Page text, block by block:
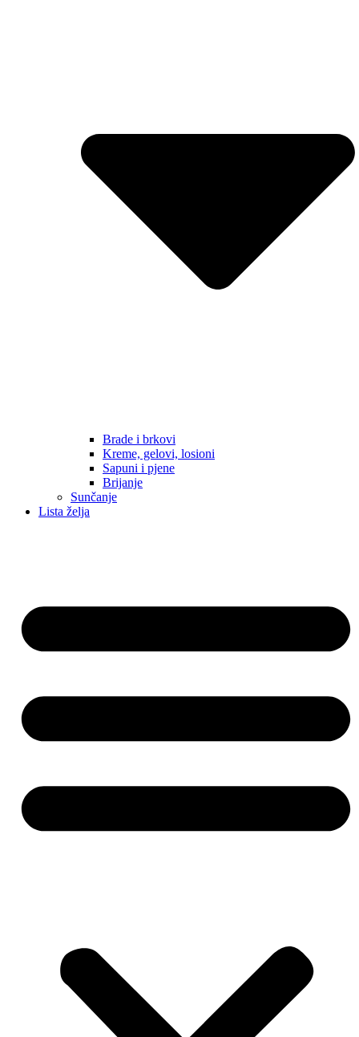
Brade i brkovi
Kreme, gelovi, losioni
Sapuni i pjene
Brijanje
Sunčanje
Lista želja